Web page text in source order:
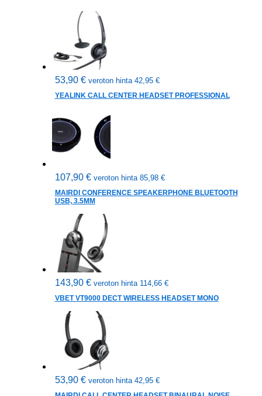
53,90 € veroton hinta 42,95 €
YEALINK CALL CENTER HEADSET PROFESSIONAL
107,90 € veroton hinta 85,98 €
MAIRDI CONFERENCE SPEAKERPHONE BLUETOOTH
USB, 3.5MM
143,90 € veroton hinta 114,66 €
VBET VT9000 DECT WIRELESS HEADSET MONO
53,90 € veroton hinta 42,95 €